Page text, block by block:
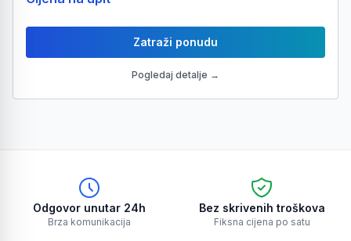
Zatraži ponudu
Pogledaj detalje →
Odgovor unutar 24h
Brza komunikacija
Bez skrivenih troškova
Fiksna cijena po satu